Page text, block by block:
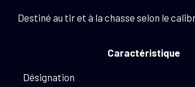
Destiné au tir et à la chasse selon le
Caractéristique
Désignation